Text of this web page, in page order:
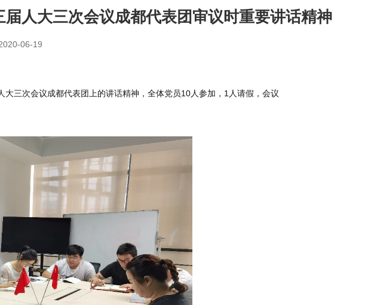
人大三次会议成都代表团审议时重要讲话精神
06-19
次会议成都代表团上的讲话精神，全体党员10人参加，1人请假，会议